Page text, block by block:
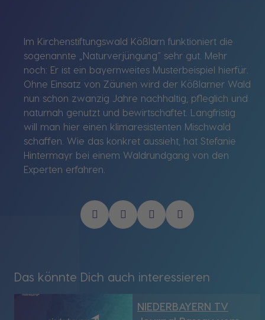
Im Kirchenstiftungswald Kößlarn funktioniert die
sogenannte „Naturverjüngung“ sehr gut. Mehr
noch: Er ist ein bayernweites Musterbeispiel hierfür.
Ohne Einsatz von Zäunen wird der Kößlarner Wald
nun schon zwanzig Jahre nachhaltig, pfleglich und
naturnah genutzt und bewirtschaftet. Langfristig
will man hier einen klimaresistenten Mischwald
schaffen. Wie das konkret aussieht, hat Stefanie
Hintermayr bei einem Waldrundgang von den
Experten erfahren.
Das könnte Dich auch interessieren
NIEDERBAYERN TV